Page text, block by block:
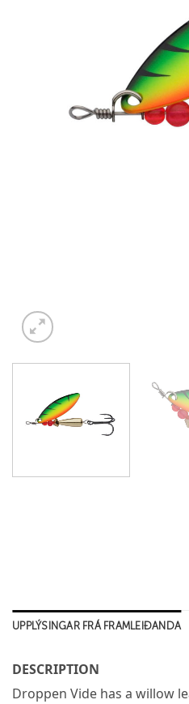
UPPLÝSINGAR FRÁ FRAMLEIÐANDA
DESCRIPTION
Droppen Vide has a willow